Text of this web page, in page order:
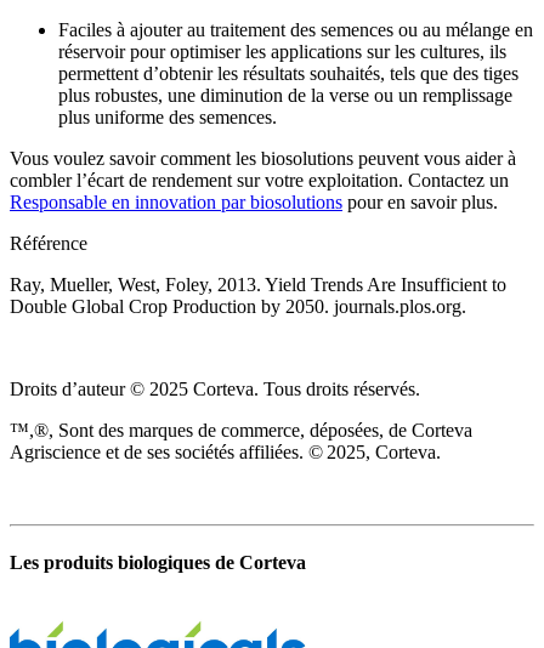
Faciles à ajouter au traitement des semences ou au mélange en
réservoir pour optimiser les applications sur les cultures, ils
permettent d’obtenir les résultats souhaités, tels que des tiges
plus robustes, une diminution de la verse ou un remplissage
plus uniforme des semences.
Vous voulez savoir comment les biosolutions peuvent vous aider à
combler l’écart de rendement sur votre exploitation. Contactez un
Responsable en innovation par biosolutions pour en savoir plus.
Référence
Ray, Mueller, West, Foley, 2013. Yield Trends Are Insufficient to
Double Global Crop Production by 2050. journals.plos.org.
Droits d’auteur © 2025 Corteva. Tous droits réservés.
™,®, Sont des marques de commerce, déposées, de Corteva
Agriscience et de ses sociétés affiliées. © 2025, Corteva.
Les produits biologiques de Corteva